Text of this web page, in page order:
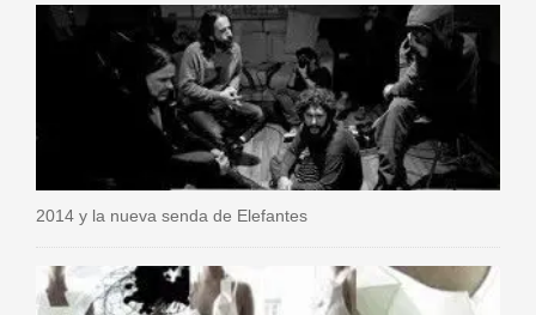
2014 y la nueva senda de Elefantes